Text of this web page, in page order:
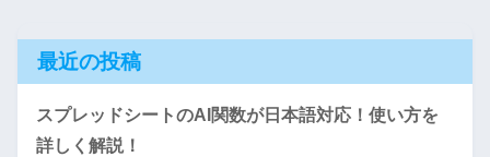
最近の投稿
スプレッドシートのAI関数が日本語対応！使い方を
詳しく解説！